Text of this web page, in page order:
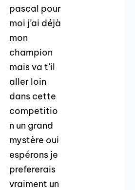
pascal pour
moi j’ai déjà
mon
champion
mais va t’il
aller loin
dans cette
competitio
n un grand
mystère oui
espérons je
prefererais
vraiment un